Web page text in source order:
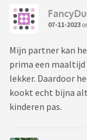
07-11-2023
Mijn partner kan
prima een
lekker. Daardoor
kookt echt bijna
kinderen pas.